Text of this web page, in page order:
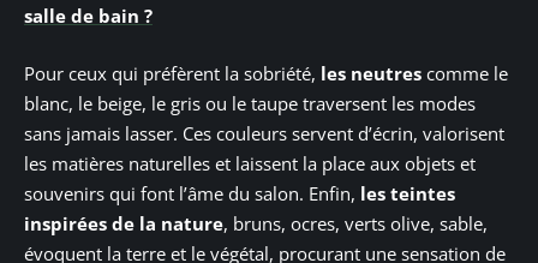
salle de bain ?
Pour ceux qui préfèrent la sobriété, les neutres comme le
blanc, le beige, le gris ou le taupe traversent les modes
sans jamais lasser. Ces couleurs servent d’écrin, valorisent
les matières naturelles et laissent la place aux objets et
souvenirs qui font l’âme du salon. Enfin, les teintes
inspirées de la nature, bruns, ocres, verts olive, sable,
évoquent la terre et le végétal, procurant une sensation de